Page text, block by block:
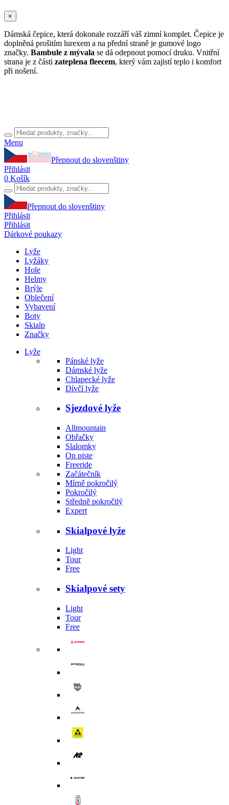
×
Dámská čepice, která dokonale rozzáří váš zimní komplet. Čepice je
doplněná prošitím lurexem a na přední straně je gumové logo
značky. Bambule z mývala se dá odepnout pomocí druku. Vnitřní
strana je z části zateplena fleecem, který vám zajistí teplo i komfort
při nošení.
Menu
Přepnout do slovenštiny
Přihlásit
0 Košík
Přepnout do slovenštiny
Přihlásit
Přihlásit
Dárkové poukazy
Lyže
Lyžáky
Hole
Helmy
Brýle
Oblečení
Vybavení
Boty
Skialp
Značky
Lyže
Pánské lyže
Dámské lyže
Chlapecké lyže
Dívčí lyže
Sjezdové lyže
Allmountain
Obřačky
Slalomky
On piste
Freeride
Začátečník
Mírně pokročilý
Pokročilý
Středně pokročilý
Expert
Skialpové lyže
Light
Tour
Free
Skialpové sety
Light
Tour
Free